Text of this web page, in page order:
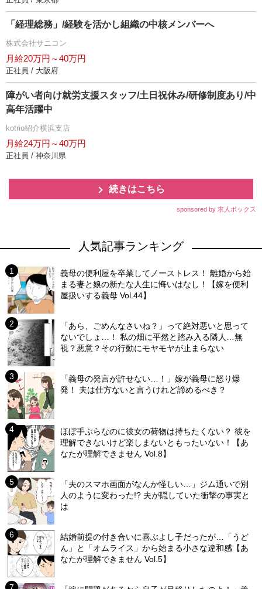
「経理総務」/経験を活かし組織の中核メンバーへ
株式会社サニコン
月給20万円～40万円
正社員 / 大阪府
障がい者向け就労支援スタッフ/土日祝休み/研修制度あり/中
高年活躍中
kotrio紹介横浜支店
月給24万円～40万円
正社員 / 神奈川県
続きはこちら
sponsored by 求人ボックス
人気記事ランキング
義母の便利屋を卒業してノーストレス！ 離婚から始
まる妻と娘の新たな人生に悔いはなし！【嫁を便利
屋扱いする義母 Vol.44】
「あら、ごめんなさいね？」って絶対悪いと思って
ないでしょ…！ 私の畑に平然と踏み入る隣人…無
視？悪意？その行動にモヤモヤが止まらない
「義母の発言が許せない…！」嫁が義母に怒り爆
発！ 夫は仕方ないと言うけれど諦めるべき？
ほぼ手ぶらなのに彼女の荷物は持ちたくない？ 彼を
理解できないけど楽しまないともったいない！【あ
なたが理解できません Vol.8】
「夫のスマホ画面がなんか怪しい…」ジム通いで別
人のように変わった!? 夫が隠していた衝撃の事実と
は
結婚前提の付き合いに喜ぶよし子だったが…「うど
ん」と「オムライス」から始まる小さな違和感【あ
なたが理解できません Vol.5】